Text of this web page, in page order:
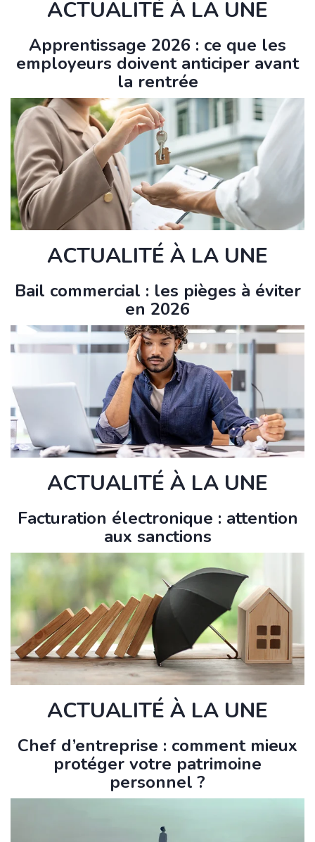
ACTUALITÉ À LA UNE
Apprentissage 2026 : ce que les
employeurs doivent anticiper avant
la rentrée
ACTUALITÉ À LA UNE
Bail commercial : les pièges à éviter
en 2026
ACTUALITÉ À LA UNE
Facturation électronique : attention
aux sanctions
ACTUALITÉ À LA UNE
Chef d’entreprise : comment mieux
protéger votre patrimoine
personnel ?